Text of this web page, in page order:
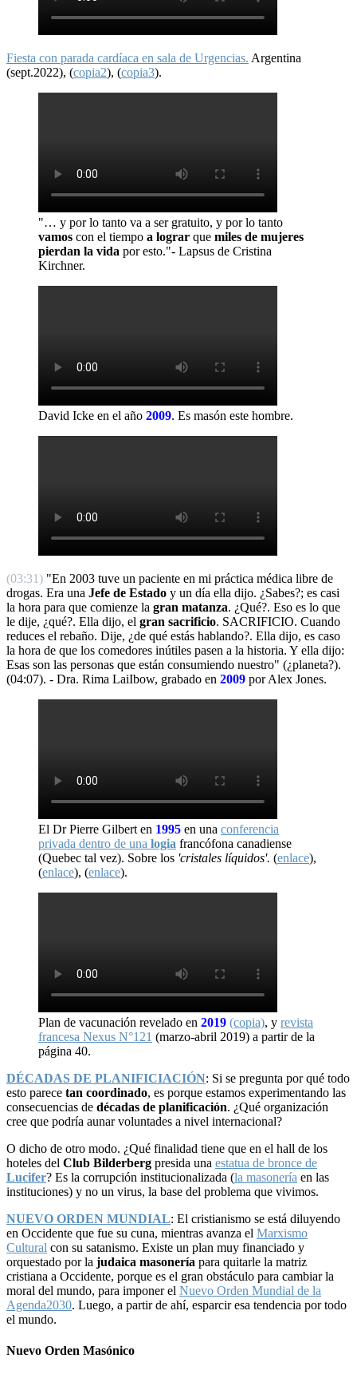
Fiesta con parada cardíaca en sala de Urgencias. Argentina
(sept.2022), (copia2), (copia3).
"… y por lo tanto va a ser gratuito, y por lo tanto
vamos con el tiempo a lograr que miles de mujeres
pierdan la vida por esto."- Lapsus de Cristina
Kirchner.
David Icke en el año 2009. Es masón este hombre.
(03:31) "En 2003 tuve un paciente en mi práctica médica libre de
drogas. Era una Jefe de Estado y un día ella dijo. ¿Sabes?; es casi
la hora para que comienze la gran matanza. ¿Qué?. Eso es lo que
le dije, ¿qué?. Ella dijo, el gran sacrificio. SACRIFICIO. Cuando
reduces el rebaño. Dije, ¿de qué estás hablando?. Ella dijo, es caso
la hora de que los comedores inútiles pasen a la historia. Y ella dijo:
Esas son las personas que están consumiendo nuestro" (¿planeta?).
(04:07). - Dra. Rima LaiIbow, grabado en 2009 por Alex Jones.
El Dr Pierre Gilbert en 1995 en una conferencia
privada dentro de una logia francófona canadiense
(Quebec tal vez). Sobre los 'cristales líquidos'. (enlace),
(enlace), (enlace).
Plan de vacunación revelado en 2019 (copia), y revista
francesa Nexus N°121 (marzo-abril 2019) a partir de la
página 40.
DÉCADAS DE PLANIFICIACIÓN: Si se pregunta por qué todo
esto parece tan coordinado, es porque estamos experimentando las
consecuencias de décadas de planificación. ¿Qué organización
cree que podría aunar voluntades a nivel internacional?
O dicho de otro modo. ¿Qué finalidad tiene que en el hall de los
hoteles del Club Bilderberg presida una estatua de bronce de
Lucifer? Es la corrupción institucionalizada (la masonería en las
instituciones) y no un virus, la base del problema que vivimos.
NUEVO ORDEN MUNDIAL: El cristianismo se está diluyendo
en Occidente que fue su cuna, mientras avanza el Marxismo
Cultural con su satanismo. Existe un plan muy financiado y
orquestado por la judaica masonería para quitarle la matriz
cristiana a Occidente, porque es el gran obstáculo para cambiar la
moral del mundo, para imponer el Nuevo Orden Mundial de la
Agenda2030. Luego, a partir de ahí, esparcir esa tendencia por todo
el mundo.
Nuevo Orden Masónico